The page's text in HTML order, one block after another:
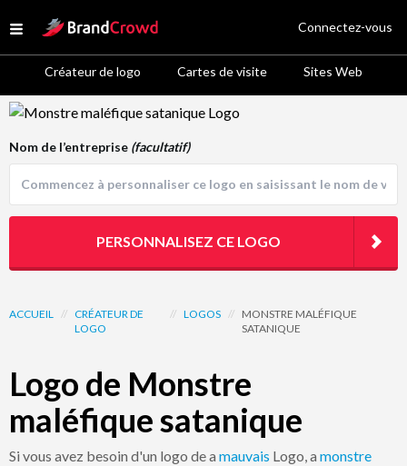
Open menu
Site Logo
Créateur de logo Cartes de visite Sites Web
Connectez-vous
Logo Template Preview
ACCUEIL // CRÉATEUR DE
LOGO
// LOGOS // MONSTRE MALÉFIQUE
SATANIQUE
Logo de Monstre
maléfique satanique
Si vous avez besoin d'un logo de a mauvais Logo, a monstre
Nom de l’entreprise (facultatif)
PERSONNALISEZ CE LOGO